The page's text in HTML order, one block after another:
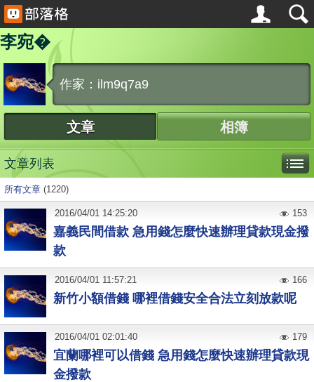
李宛�
作家：ilm9q7a9
文章 相簿
文章列表
所有文章 (1220)
嘉義民間借款 急用錢怎麼快速辦理貸款現金撥
款
2016/04/01 14:25:20 153
新竹小額借錢 哪裡借錢安全合法立刻放款呢
2016/04/01 11:57:21 166
宜蘭哪裡可以借錢 急用錢怎麼快速辦理貸款現
金撥款
2016/04/01 02:01:40 179